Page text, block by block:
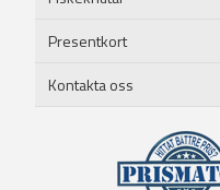
Presentkort
Kontakta oss